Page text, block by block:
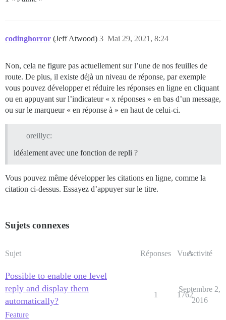
codinghorror (Jeff Atwood) Mai 29, 2021, 8:24
3
Non, cela ne figure pas actuellement sur l’une de nos feuilles de
route. De plus, il existe déjà un niveau de réponse, par exemple
vous pouvez développer et réduire les réponses en ligne en cliquant
ou en appuyant sur l’indicateur « x réponses » en bas d’un message,
ou sur le marqueur « en réponse à » en haut de celui-ci.
oreillyc:
idéalement avec une fonction de repli ?
Vous pouvez même développer les citations en ligne, comme la
citation ci-dessus. Essayez d’appuyer sur le titre.
Sujets connexes
Sujet Réponses VuesActivité
Possible to enable one level
reply and display them
automatically?
Feature
1 1762
Septembre 2,
2016